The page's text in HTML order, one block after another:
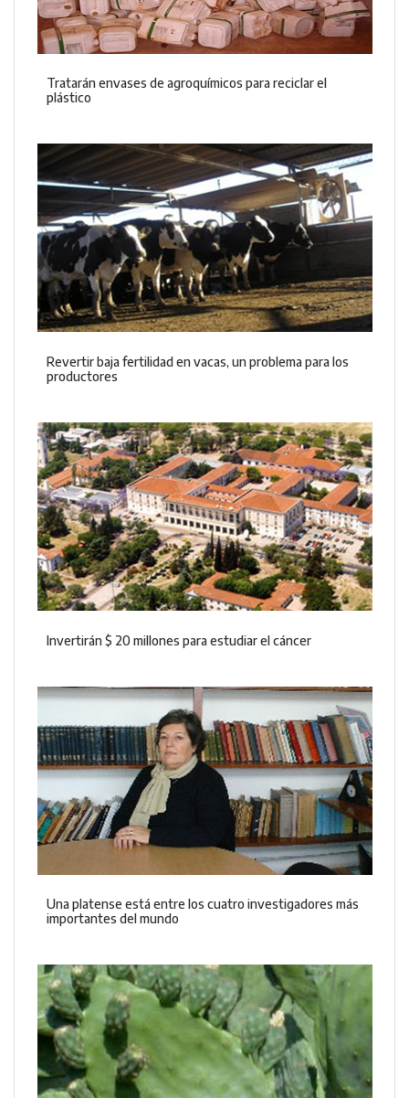
Tratarán envases de agroquímicos para reciclar el
plástico
Revertir baja fertilidad en vacas, un problema para los
productores
Invertirán $ 20 millones para estudiar el cáncer
Una platense está entre los cuatro investigadores más
importantes del mundo